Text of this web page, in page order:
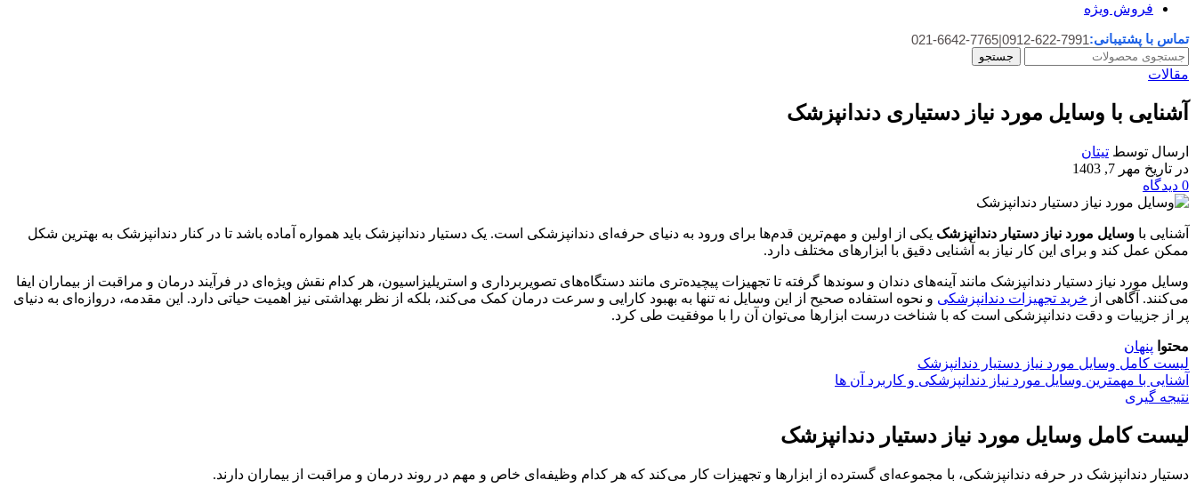
فروش ویژه
تماس با پشتیبانی:0912-622-7991
|
021-6642-7765
جستجو
مقالات
آشنایی با وسایل مورد نیاز دستیاری دندانپزشک
ارسال توسط تیتان
در تاریخ مهر 7, 1403
0 دیدگاه
آشنایی با وسایل مورد نیاز دستیار دندانپزشک یکی از اولین و مهم‌ترین قدم‌ها برای ورود به دنیای حرفه‌ای دندانپزشکی است. یک دستیار دندانپزشک باید همواره آماده باشد تا در کنار دندانپزشک به بهترین شکل
ممکن عمل کند و برای این کار نیاز به آشنایی دقیق با ابزارهای مختلف دارد.
وسایل مورد نیاز دستیار دندانپزشک مانند آینه‌های دندان و سوندها گرفته تا تجهیزات پیچیده‌تری مانند دستگاه‌های تصویربرداری و استریلیزاسیون، هر کدام نقش ویژه‌ای در فرآیند درمان و مراقبت از بیماران ایفا
می‌کنند. آگاهی از خرید تجهیزات دندانپزشکی و نحوه استفاده صحیح از این وسایل نه تنها به بهبود کارایی و سرعت درمان کمک می‌کند، بلکه از نظر بهداشتی نیز اهمیت حیاتی دارد. این مقدمه، دروازه‌ای به دنیای
پر
از جزییات و دقت دندانپزشکی است که با شناخت درست ابزارها می‌توان آن را با موفقیت طی کرد.
محتوا پنهان
لیست کامل وسایل مورد نیاز دستیار دندانپزشک
آشنایی با مهمترین وسایل مورد نیاز دندانپزشکی و کاربرد آن ها
نتیجه گیری
لیست کامل وسایل مورد نیاز دستیار دندانپزشک
دستیار دندانپزشک در حرفه دندانپزشکی، با مجموعه‌ای گسترده از ابزارها و تجهیزات کار می‌کند که هر کدام وظیفه‌ای خاص و مهم در روند درمان و مراقبت از بیماران دارند.